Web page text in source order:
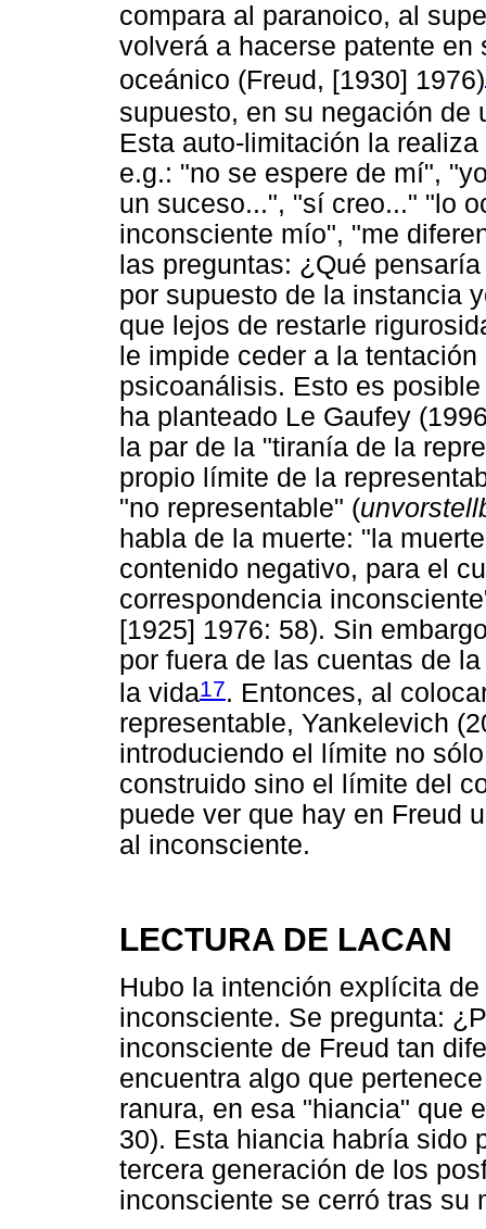
compara al paranoico, al
volverá a hacerse patente
oceánico (Freud, [1930] 1976)
supuesto, en su negación
Esta auto-limitación la
e.g.: "no se espere de mí",
un suceso...", "sí creo..." "lo
inconsciente mío", "me
las preguntas: ¿Qué
por supuesto de la instancia
que lejos de restarle
le impide ceder a la
psicoanálisis. Esto es
ha planteado Le Gaufey
la par de la "tiranía de la
propio límite de la
"no representable" (
habla de la muerte: "la
contenido negativo, para el
correspondencia
[1925] 1976: 58). Sin
por fuera de las cuentas de
la vida17. Entonces, al
representable, Yankelevich
introduciendo el límite no
construido sino el límite del
puede ver que hay en Freud
al inconsciente.
LECTURA DE LACAN
Hubo la intención explícita
inconsciente. Se pregunta:
inconsciente de Freud tan
encuentra algo que
ranura, en esa "hiancia" que
30). Esta hiancia habría sido
tercera generación de los
inconsciente se cerró tras su